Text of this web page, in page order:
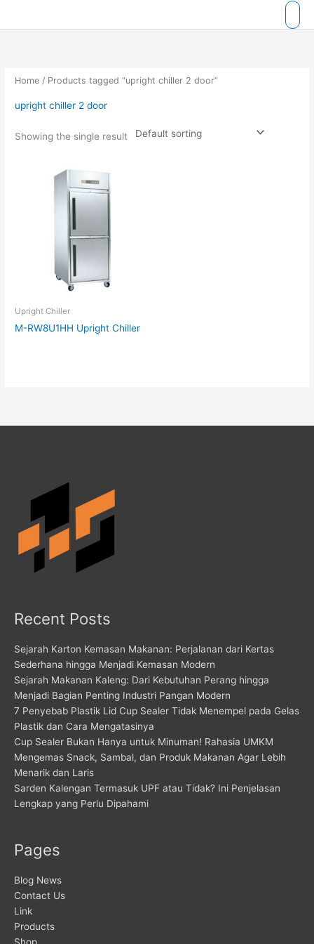
Home / Products tagged “upright chiller 2 door”
upright chiller 2 door
Showing the single result
Upright Chiller
M-RW8U1HH Upright Chiller
Recent Posts
Sejarah Karton Kemasan Makanan: Perjalanan dari Kertas
Sederhana hingga Menjadi Kemasan Modern
Sejarah Makanan Kaleng: Dari Kebutuhan Perang hingga
Menjadi Bagian Penting Industri Pangan Modern
7 Penyebab Plastik Lid Cup Sealer Tidak Menempel pada Gelas
Plastik dan Cara Mengatasinya
Cup Sealer Bukan Hanya untuk Minuman! Rahasia UMKM
Mengemas Snack, Sambal, dan Produk Makanan Agar Lebih
Menarik dan Laris
Sarden Kalengan Termasuk UPF atau Tidak? Ini Penjelasan
Lengkap yang Perlu Dipahami
Pages
Blog News
Contact Us
Link
Products
Shop